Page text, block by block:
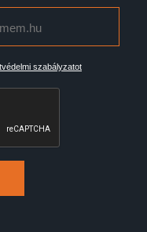
szabályzatot